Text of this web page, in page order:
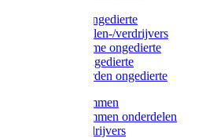
Diversen ongedierte
Insectenvallen-/verdrijvers
Protect Home ongedierte
Solabiol ongedierte
Protect Garden ongedierte
Mollenklemmen
Mollenklemmen onderdelen
Mollenverdrijvers